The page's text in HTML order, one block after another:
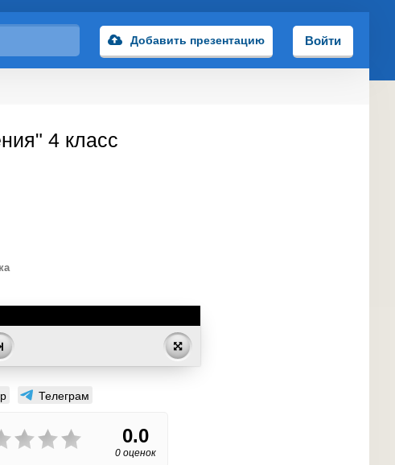
Добавить презентацию Войти
4 класс
Телеграм
0.0
0 оценок